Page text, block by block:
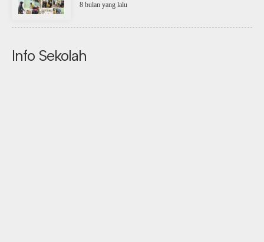
8 bulan yang lalu
Info Sekolah